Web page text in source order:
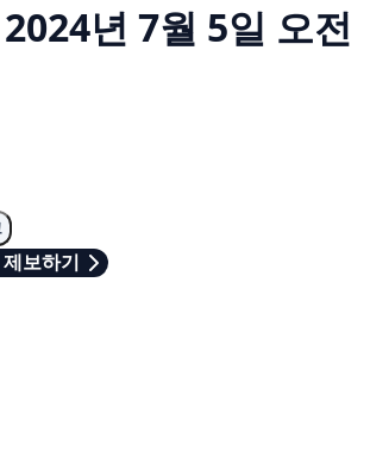
2024년 7월 5일 오전
보하기